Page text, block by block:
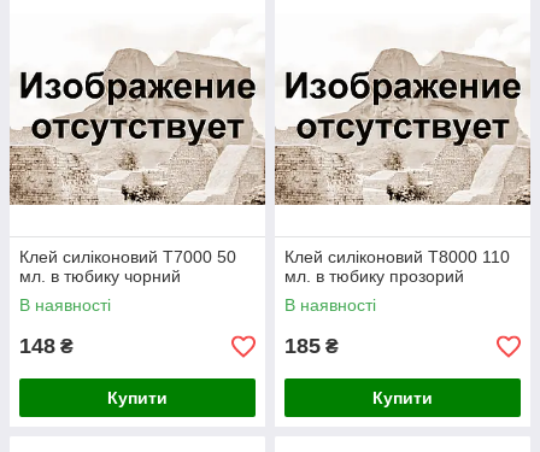
Клей силіконовий T7000 50
мл. в тюбику чорний
В наявності
148 ₴
Купити
Клей силіконовий T8000 110
мл. в тюбику прозорий
В наявності
185 ₴
Купити